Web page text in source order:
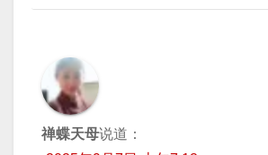
禅蝶天母说道：